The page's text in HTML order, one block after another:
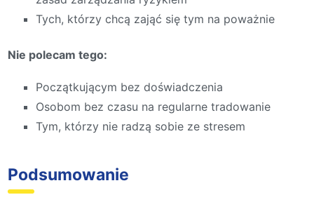
Tych, którzy chcą zająć się tym na poważnie
Nie polecam tego:
Początkującym bez doświadczenia
Osobom bez czasu na regularne tradowanie
Tym, którzy nie radzą sobie ze stresem
Podsumowanie